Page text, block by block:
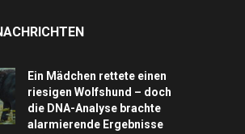
Ein Mädchen rettete einen
riesigen Wolfshund – doch
die DNA-Analyse brachte
alarmierende Ergebnisse